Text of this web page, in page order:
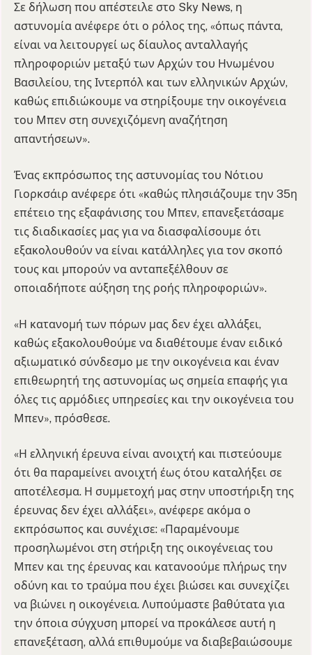
Σε δήλωση που απέστειλε στο Sky News, η
αστυνομία ανέφερε ότι ο ρόλος της, «όπως πάντα,
είναι να λειτουργεί ως δίαυλος ανταλλαγής
πληροφοριών μεταξύ των Αρχών του Ηνωμένου
Βασιλείου, της Ιντερπόλ και των ελληνικών Αρχών,
καθώς επιδιώκουμε να στηρίξουμε την οικογένεια
του Μπεν στη συνεχιζόμενη αναζήτηση
απαντήσεων».
Ένας εκπρόσωπος της αστυνομίας του Νότιου
Γιορκσάιρ ανέφερε ότι «καθώς πλησιάζουμε την 35η
επέτειο της εξαφάνισης του Μπεν, επανεξετάσαμε
τις διαδικασίες μας για να διασφαλίσουμε ότι
εξακολουθούν να είναι κατάλληλες για τον σκοπό
τους και μπορούν να ανταπεξέλθουν σε
οποιαδήποτε αύξηση της ροής πληροφοριών».
«Η κατανομή των πόρων μας δεν έχει αλλάξει,
καθώς εξακολουθούμε να διαθέτουμε έναν ειδικό
αξιωματικό σύνδεσμο με την οικογένεια και έναν
επιθεωρητή της αστυνομίας ως σημεία επαφής για
όλες τις αρμόδιες υπηρεσίες και την οικογένεια του
Μπεν», πρόσθεσε.
«Η ελληνική έρευνα είναι ανοιχτή και πιστεύουμε
ότι θα παραμείνει ανοιχτή έως ότου καταλήξει σε
αποτέλεσμα. Η συμμετοχή μας στην υποστήριξη της
έρευνας δεν έχει αλλάξει», ανέφερε ακόμα ο
εκπρόσωπος και συνέχισε: «Παραμένουμε
προσηλωμένοι στη στήριξη της οικογένειας του
Μπεν και της έρευνας και κατανοούμε πλήρως την
οδύνη και το τραύμα που έχει βιώσει και συνεχίζει
να βιώνει η οικογένεια. Λυπούμαστε βαθύτατα για
την όποια σύγχυση μπορεί να προκάλεσε αυτή η
επανεξέταση, αλλά επιθυμούμε να διαβεβαιώσουμε